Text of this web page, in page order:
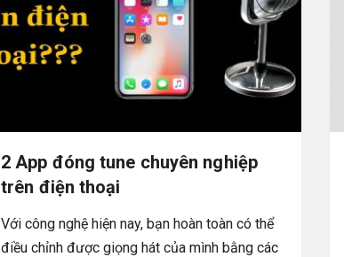
2 App đóng tune chuyên nghiệp
trên điện thoại
Với công nghệ hiện nay, bạn hoàn toàn có thể
điều chỉnh được giọng hát của mình bằng các